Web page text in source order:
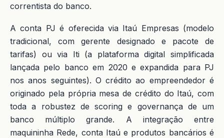
correntista do banco.
A conta PJ é oferecida via Itaú Empresas (modelo
tradicional, com gerente designado e pacote de
tarifas) ou via Iti (a plataforma digital simplificada
lançada pelo banco em 2020 e expandida para PJ
nos anos seguintes). O crédito ao empreendedor é
originado pela própria mesa de crédito do Itaú, com
toda a robustez de scoring e governança de um
banco múltiplo grande. A integração entre
maquininha Rede, conta Itaú e produtos bancários é